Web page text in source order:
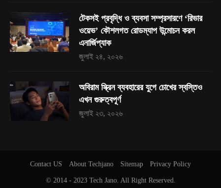
টেকসই প্রবৃদ্ধি ও ব্যবসা সম্প্রসারণে ‘রিভার
ওয়েভ’ কৌশলগত রোডম্যাপ উন্মোচন করল
এনার্জিপ্যাক
জুলাই ২৪, ২০২৬
অবিরাম স্ক্রিন ব্যবহারের যুগে চোখের স্বস্তিও
এখন গুরুত্বপূর্ণ
জুলাই ২৩, ২০২৬
Contact US About Techjano Sitemap Privacy Policy
© 2014 - 2023 Tech Jano. All Right Reserved.